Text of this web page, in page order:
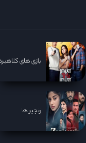
بازی های
زنجیر ها